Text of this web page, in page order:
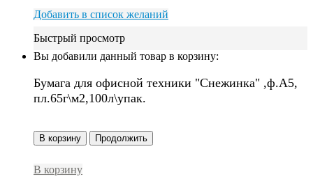
Добавить в список желаний
Быстрый просмотр
Вы добавили данный товар в корзину:
Бумага для офисной техники "Снежинка" ,ф.А5,
пл.65г\м2,100л\упак.
В корзину Продолжить
В корзину